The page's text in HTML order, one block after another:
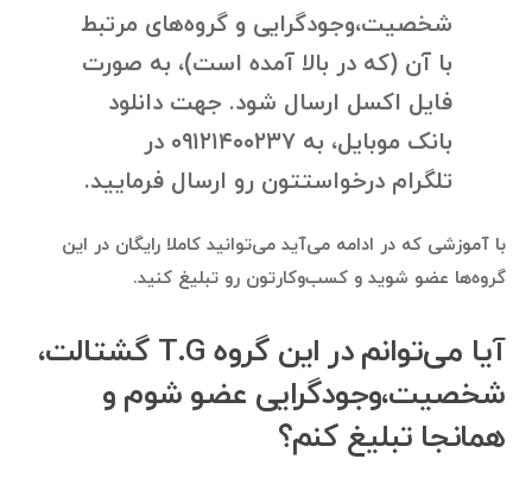
شخصیت،وجودگرایی و گروه‌های مرتبط
با آن (که در بالا آمده است)، به صورت
فایل اکسل ارسال شود. جهت دانلود
بانک موبایل، به ۰۹۱۲۱۴۰۰۲۳۷ در
تلگرام درخواستتون رو ارسال فرمایید.
با آموزشی که در ادامه می‌آید می‌توانید کاملا رایگان در این
گروه‌ها عضو شوید و کسب‌وکارتون رو تبلیغ کنید.
آیا می‌توانم در این گروه T.G گشتالت،
شخصیت،وجودگرایی عضو شوم و
همانجا تبلیغ کنم؟